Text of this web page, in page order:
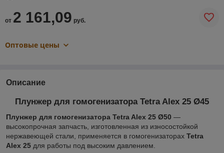
от 2 161,09 руб.
Оптовые цены
Описание
Плунжер для гомогенизатора Tetra Alex 25 Ø45
Плунжер для гомогенизатора Tetra Alex 25 Ø50 —
высокопрочная запчасть, изготовленная из износостойкой
нержавеющей стали, применяется в гомогенизаторах Tetra
Alex 25 для работы под высоким давлением.